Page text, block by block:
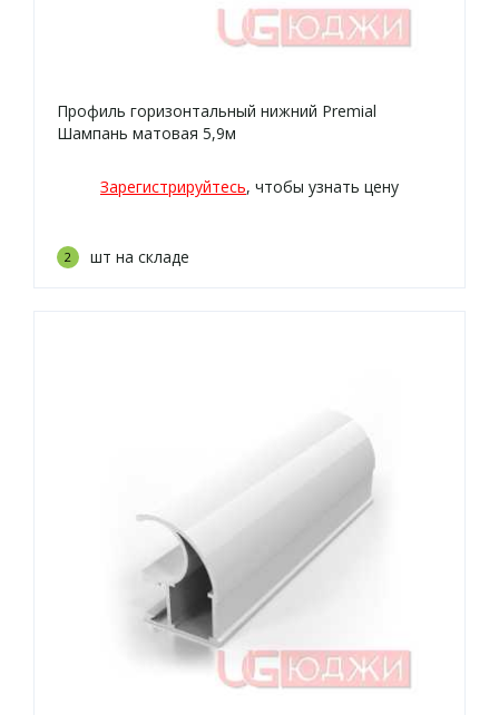
Профиль горизонтальный нижний Premial
Шампань матовая 5,9м
Зарегистрируйтесь, чтобы узнать цену
2 шт на складе